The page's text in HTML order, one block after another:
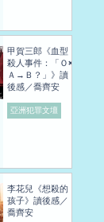
甲賀三郎《血型
殺人事件：「Ｏ×
Ａ→Ｂ？」》讀
後感／喬齊安
亞洲犯罪文壇
李花兒《想殺的
孩子》讀後感／
喬齊安